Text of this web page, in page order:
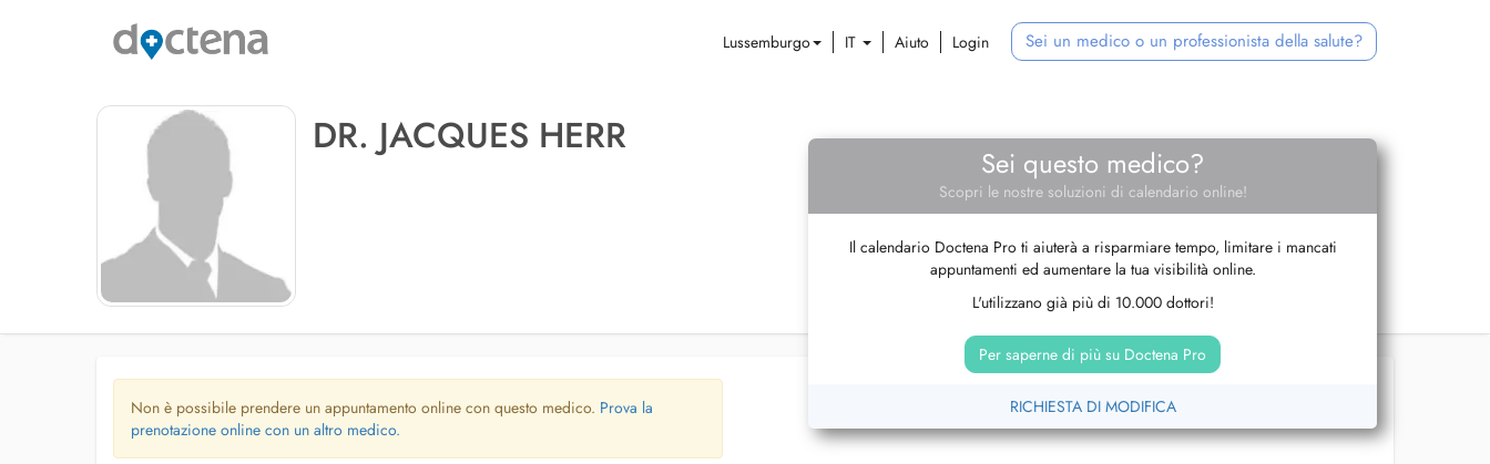
Lussemburgo IT Aiuto Login Sei un medico o un professionista della salute?
DR. JACQUES HERR
Sei questo medico?
Scopri le nostre soluzioni di calendario online!
Il calendario Doctena Pro ti aiuterà a risparmiare tempo, limitare i mancati
appuntamenti ed aumentare la tua visibilità online.
L'utilizzano già più di 10.000 dottori!
Per saperne di più su Doctena Pro
RICHIESTA DI MODIFICA
Non è possibile prendere un appuntamento online con questo medico. Prova la
prenotazione online con un altro medico.